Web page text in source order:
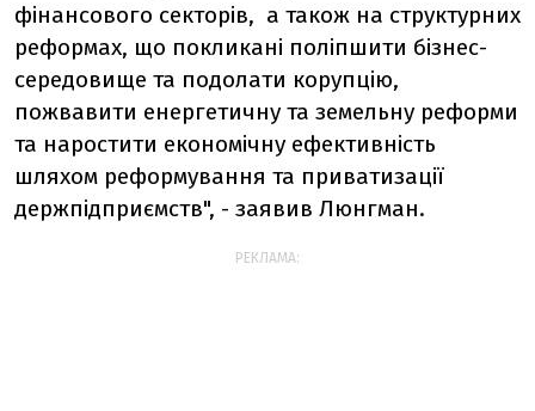
фінансового секторів, а також на структурних
реформах, що покликані поліпшити бізнес-
середовище та подолати корупцію,
пожвавити енергетичну та земельну реформи
та наростити економічну ефективність
шляхом реформування та приватизації
держпідприємств", - заявив Люнгман.
РЕКЛАМА: